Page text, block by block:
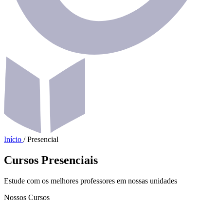
Início / Presencial
Cursos Presenciais
Estude com os melhores professores em nossas unidades
Nossos Cursos